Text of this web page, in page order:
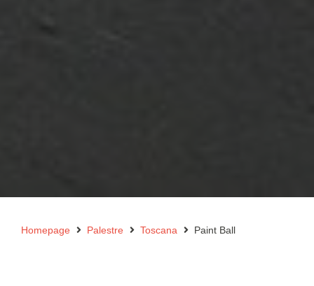
Homepage Palestre Toscana Paint Ball